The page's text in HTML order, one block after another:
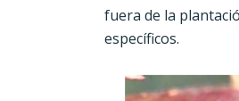
fuera de la
específicos.